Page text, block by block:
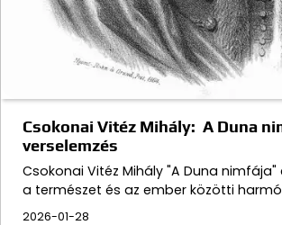
Csokonai Vitéz Mihály: A Duna
verselemzés
Csokonai Vitéz Mihály "A Duna
a természet és az ember közötti
2026-01-28